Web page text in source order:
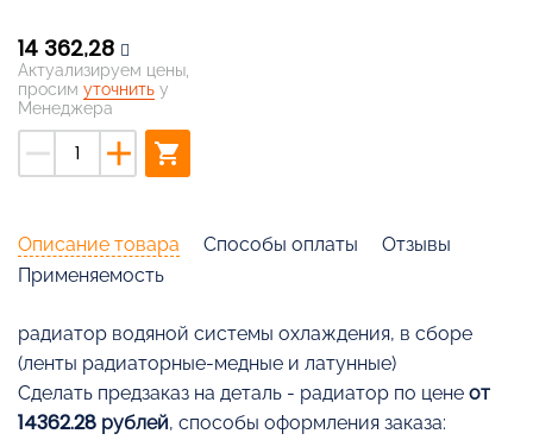
14 362,28
Актуализируем цены,
просим уточнить у
Менеджера
remove add shopping_cart
Описание товара Способы оплаты
Отзывы
Применяемость
радиатор водяной системы охлаждения, в сборе
(ленты радиаторные-медные и латунные)
Cделать предзаказ на деталь - радиатор по цене от
14362.28 рублей, способы оформления заказа: